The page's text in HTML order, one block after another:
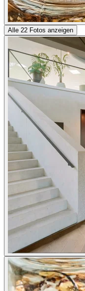
Alle 22 Fotos anzeigen